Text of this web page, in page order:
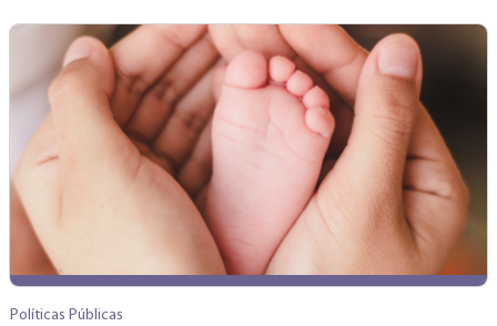
Políticas Públicas